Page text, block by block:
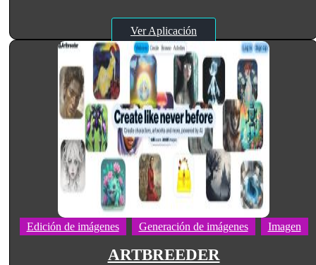
Ver Aplicación
Edición de imágenes Generación de imágenes Imagen
ARTBREEDER